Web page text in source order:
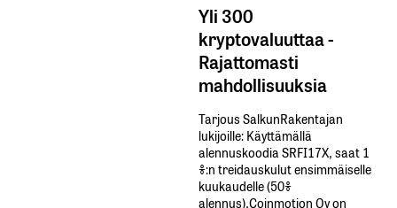
Yli 300
kryptovaluuttaa -
Rajattomasti
mahdollisuuksia
Tarjous SalkunRakentajan
lukijoille: Käyttämällä​ ​
alennuskoodia​ ​SRFI17X,​ ​saat​ ​1
%:n treidauskulut​ ​ensimmäiselle​ ​
kuukaudelle​ ​(50%​ ​
alennus).Coinmotion Oy on